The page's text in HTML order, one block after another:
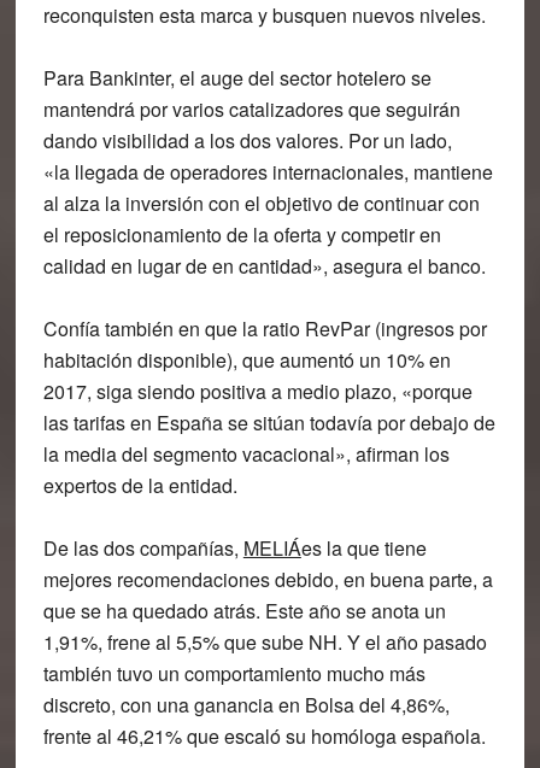
reconquisten esta marca y busquen nuevos niveles.
Para Bankinter, el auge del sector hotelero se
mantendrá por varios catalizadores que seguirán
dando visibilidad a los dos valores. Por un lado,
«la llegada de operadores internacionales, mantiene
al alza la inversión con el objetivo de continuar con
el reposicionamiento de la oferta y competir en
calidad en lugar de en cantidad», asegura el banco.
Confía también en que la ratio RevPar (ingresos por
habitación disponible), que aumentó un 10% en
2017, siga siendo positiva a medio plazo, «porque
las tarifas en España se sitúan todavía por debajo de
la media del segmento vacacional», afirman los
expertos de la entidad.
De las dos compañías, MELIÁes la que tiene
mejores recomendaciones debido, en buena parte, a
que se ha quedado atrás. Este añose anota un
1,91%, frene al 5,5% que sube NH. Y el año pasado
también tuvo un comportamiento mucho más
discreto, con una ganancia en Bolsa del 4,86%,
frente al 46,21% que escaló su homóloga española.